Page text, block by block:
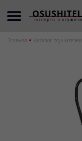
Главная Каталог осушителей